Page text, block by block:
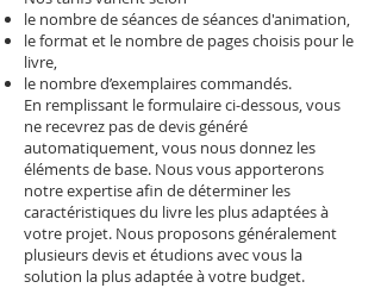
le nombre de séances de séances d'animation,
le format et le nombre de pages choisis pour le
livre,
le nombre d’exemplaires commandés.
En remplissant le formulaire ci-dessous, vous
ne recevrez pas de devis généré
automatiquement, vous nous donnez les
éléments de base. Nous vous apporterons
notre expertise afin de déterminer les
caractéristiques du livre les plus adaptées à
votre projet. Nous proposons généralement
plusieurs devis et étudions avec vous la
solution la plus adaptée à votre budget.